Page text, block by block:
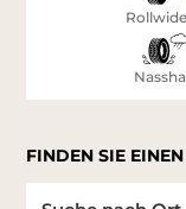
FINDEN SIE